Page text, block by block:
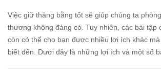
Việc giữ thăng bằng tốt sẽ giúp chúng ta
thương không đáng có. Tuy nhiên, các bài tập
còn có thể cho bạn được nhiều lợi ích khác
biết đến. Dưới đây là những lợi ích và một số